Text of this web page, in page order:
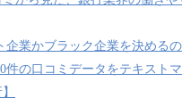
企業かブラック企業を決める
件の口コミデータをテキスト